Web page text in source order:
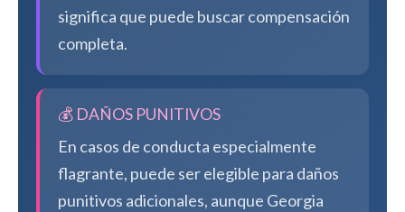
significa que puede buscar compensación
completa.
💰 DAÑOS PUNITIVOS
En casos de conducta especialmente
flagrante, puede ser elegible para daños
punitivos adicionales, aunque Georgia